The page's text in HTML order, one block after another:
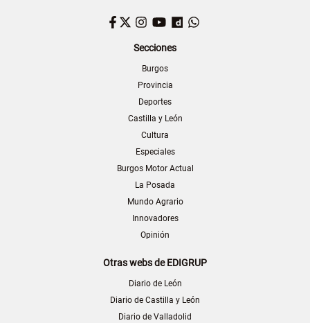
Facebook
TwitterInstagram
YouTubeDailymotion
Secciones
Burgos
Provincia
Deportes
Castilla y León
Cultura
Especiales
Burgos Motor Actual
La Posada
Mundo Agrario
Innovadores
Opinión
Otras webs de EDIGRUP
Diario de León
Diario de Castilla y León
Diario de Valladolid